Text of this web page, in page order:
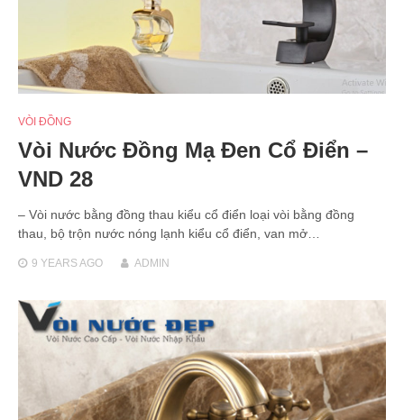
VÒI ĐỒNG
Vòi Nước Đồng Mạ Đen Cổ Điển –
VND 28
– Vòi nước bằng đồng thau kiểu cổ điển loại vòi bằng đồng
thau, bộ trộn nước nóng lạnh kiểu cổ điển, van mở…
9 YEARSAGO ADMIN